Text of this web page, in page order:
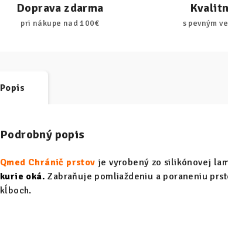
Doprava zdarma
pri nákupe nad 100€ s pevným
Popis
Podrobný popis
Qmed Chránič prstov je vyrobený zo silikónovej
kurie oká.Zabraňuje pomliaždeniu a poraneniu
kĺboch.